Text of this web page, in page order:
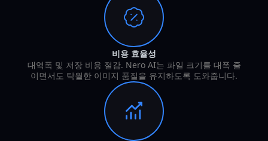
비용 효율성
대역폭 및 저장 비용 절감. Nero AI는 파일 크기를 대폭 줄
이면서도 탁월한 이미지 품질을 유지하도록 도와줍니다.